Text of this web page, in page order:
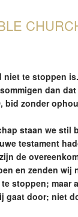
niet te stoppen
dan
bid zonder
staan we stil
testament
de
en zenden wij
stoppen; maar
gaat door; niet